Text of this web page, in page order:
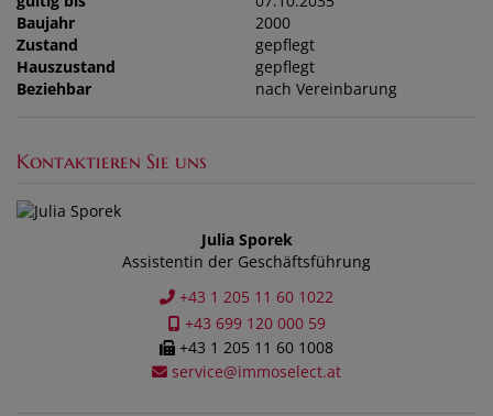
Baujahr
2000
Zustand
gepflegt
Hauszustand
gepflegt
Beziehbar
nach Vereinbarung
Kontaktieren Sie uns
Julia Sporek
Assistentin der Geschäftsführung
+43 1 205 11 60 1022
+43 699 120 000 59
+43 1 205 11 60 1008
service@immoselect.at